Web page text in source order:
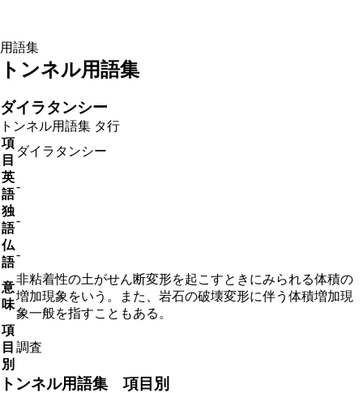
用語集
トンネル用語集
ダイラタンシー
トンネル用語集 タ行
項
目
ダイラタンシー
英
語
-
独
語
-
仏
語
-
意
味
非粘着性の土がせん断変形を起こすときにみられる体積の
増加現象をいう。また、岩石の破壊変形に伴う体積増加現
象一般を指すこともある。
項
目
別
調査
トンネル用語集 項目別